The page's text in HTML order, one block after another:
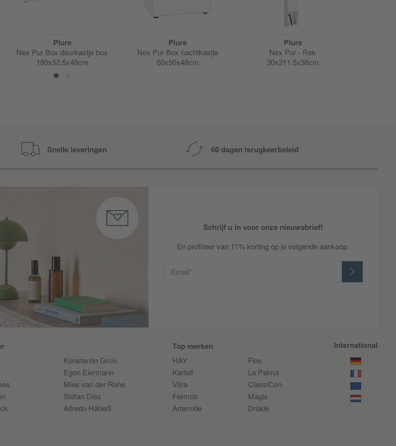
Piure
Nex Pur Box deurkastje box
180x52,5x48cm
Piure
Nex Pur Box nachtkastje
60x50x48cm
Piure
Nex Pur - Rek
30x211.5x36cm
Snelle leveringen 60 dagen terugkeerbeleid
Schrijf u in voor onze nieuwsbrief!
En profiteer van 11% korting op je volgende aankoop.
Email*
Konstantin Grcic
Egon Eiermann
Mies van der Rohe
Stefan Diez
Alfredo Häberli
Top merken
HAY
Kartell
Vitra
Fermob
Artemide
Flos
La Palma
ClassiCon
Magis
Driade
International